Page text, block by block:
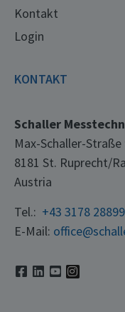
Kontakt
Login
KONTAKT
Schaller
Max-Schaller-Straße
8181 St. Ruprecht/
Austria
Tel.: +43 3178 28899
E-Mail: